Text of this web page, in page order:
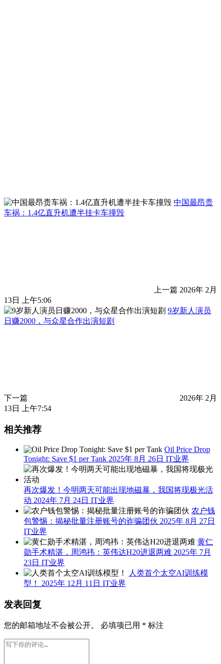
中国最昂贵
车祸：1.4亿直升机遭半挂卡车撞毁
上一篇 2026年 2月
13日 上午5:06
9岁新人演员
日赚2000，与众星合作出演短剧
下一篇
2026年 2月
13日 上午7:54
相关推荐
Oil Price Drop
Tonight: Save $1 per Tank 2025年 8月 26日 IT业界
再次爆发！今明两天可能出现地磁暴，我国将现极光活
动 2024年 7月 24日 IT业界
农户钱
包警惕：揭秘批量注册账号的诈骗团伙 2025年 8月 27日
IT业界
黄仁
勋手术精湛，周鸿祎：英伟达H20进退两难 2025年 7月
23日 IT业界
人类首个太空AI训练模
型！ 2025年 12月 11日 IT业界
发表回复
您的邮箱地址不会被公开。 必填项已用 * 标注